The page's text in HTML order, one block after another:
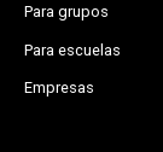
Para grupos
Para escuelas
Empresas